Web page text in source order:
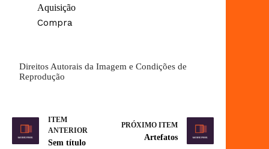
Aquisição
Compra
Direitos Autorais da Imagem e Condições de
Reprodução
ITEM
ANTERIOR
Sem título
PRÓXIMO ITEM
Artefatos